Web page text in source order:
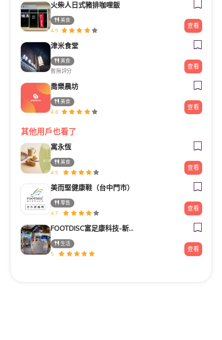
火柴人日式豬排咖哩飯
美食
4.5
查看
津米食堂
美食
暫無評分
查看
喬樂晨坊
美食
4.6
查看
其他用戶也看了
寓永恆
美食
4.5
查看
美而堅健康鞋（台中門市）
零售
4.7
查看
FOOTDISC富足康科技-新光三越-西門店
生活
5
查看